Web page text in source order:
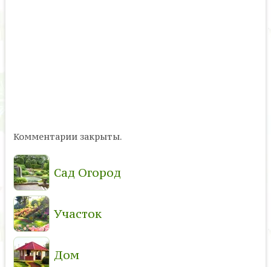
Комментарии закрыты.
Сад Огород
Участок
Дом